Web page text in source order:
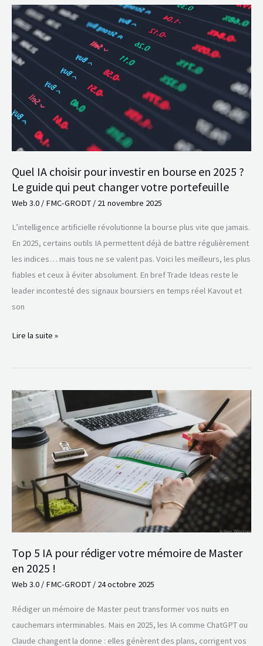
Quel IA choisir pour investir en bourse en 2025 ?
Le guide qui peut changer votre portefeuille
Web 3.0 / FMC-GRODT / 21 novembre 2025
L’intelligence artificielle révolutionne la bourse plus vite que jamais.
En 2025, certains outils IA permettent déjà de battre régulièrement
les indices… mais tous ne se valent pas. Voici les meilleurs, les plus
fiables et ceux à éviter absolument. En bref Trade Ideas reste le
leader incontesté des signaux boursiers en temps réel Kavout et
son
Quel
IA
choisir
pour
investir
en
bourse
en
2025
?
Le
guide
qui
changer
Lire la suite »
Top 5 IA pour rédiger votre mémoire de Master
en 2025 !
Web 3.0 / FMC-GRODT / 24 octobre 2025
Rédiger un mémoire de Master peut transformer vos nuits en
cauchemars interminables. Mais en 2025, les IA comme ChatGPT ou
Claude changent la donne : elles génèrent des plans, corrigent vos
Top
5
IA
votre
mémoire
Master
2025
!